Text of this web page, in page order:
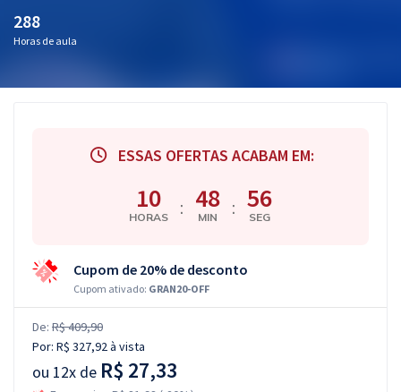
Blog
288
Horas de aula
ESSAS OFERTAS ACABAM EM:
10
HORAS : 48
MIN : 55
SEG
Cupom de 20% de desconto
Cupom ativado: GRAN20-OFF
De: R$ 409,90
Por: R$ 327,92à vista
ou 12x de R$ 27,33